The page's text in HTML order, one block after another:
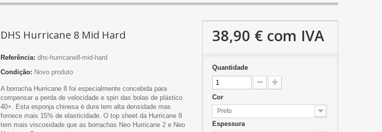
DHS Hurricane 8 Mid Hard
Referência: dhs-hurricane8-mid-hard
Condição: Novo produto
A borracha Hurricane 8 foi especialmente concebida para
compensar a perda de velocidade e spin das bolas de plástico
40+. Esta esponja chinesa é dura tem alta densidade mas
fornece mais 15% de elasticidade. O top sheet da Hurricane 8
tem mais viscosidade que as borrachas Neo Hurricane 2 e Neo
38,90 € com IVA
Quantidade
Cor
Preto
Espessura